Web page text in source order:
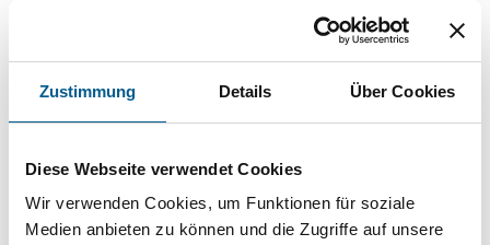
Zustimmung Details Über Cookies
Diese Webseite verwendet Cookies
Wir verwenden Cookies, um Funktionen für soziale
Medien anbieten zu können und die Zugriffe auf unsere
Sie suchen finanzielle Unterstützung für ein
Projekt oder ein Vorhaben? Hier können Sie
direkt über unsere Fördermitteldatenbank und
Stiftungsdatenbank recherchieren. Bei der
Suche bitte die Groß- und Kleinschreibung
beachten.